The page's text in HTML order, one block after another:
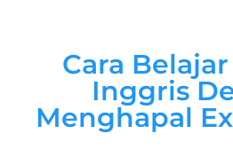
Cara
Inggris
Menghapal